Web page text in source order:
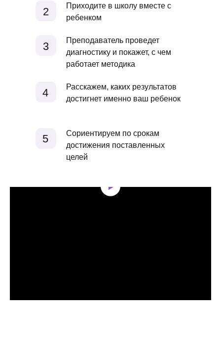
2
Приходите в школу вместе с
ребенком
3
Преподаватель проведет
диагностику и покажет, с чем
работает методика
Расскажем, каких результатов
достигнет именно ваш ребенок
4
Сориентируем по срокам
достижения поставленных
целей
5